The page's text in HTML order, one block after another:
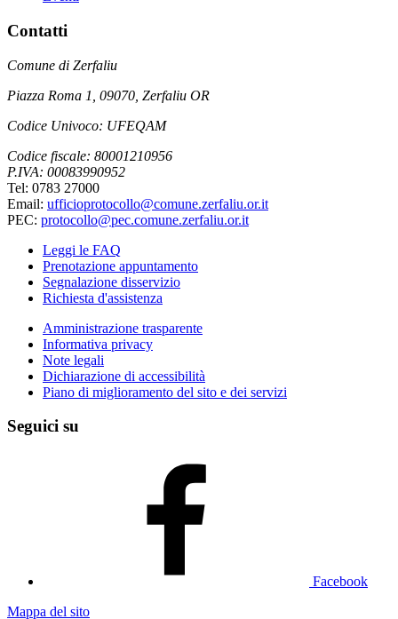
Contatti
Comune di Zerfaliu
Piazza Roma 1, 09070, Zerfaliu OR
Codice Univoco: UFEQAM
Codice fiscale: 80001210956
P.IVA: 00083990952
Tel: 0783 27000
Email: ufficioprotocollo@comune.zerfaliu.or.it
PEC: protocollo@pec.comune.zerfaliu.or.it
Leggi le FAQ
Prenotazione appuntamento
Segnalazione disservizio
Richiesta d'assistenza
Amministrazione trasparente
Informativa privacy
Note legali
Dichiarazione di accessibilità
Piano di miglioramento del sito e dei servizi
Seguici su
Facebook
Mappa del sito